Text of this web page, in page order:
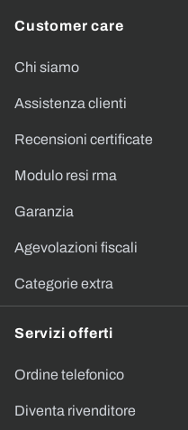
Customer care
Chi siamo
Assistenza clienti
Recensioni certificate
Modulo resi rma
Garanzia
Agevolazioni fiscali
Categorie extra
Servizi offerti
Ordine telefonico
Diventa rivenditore